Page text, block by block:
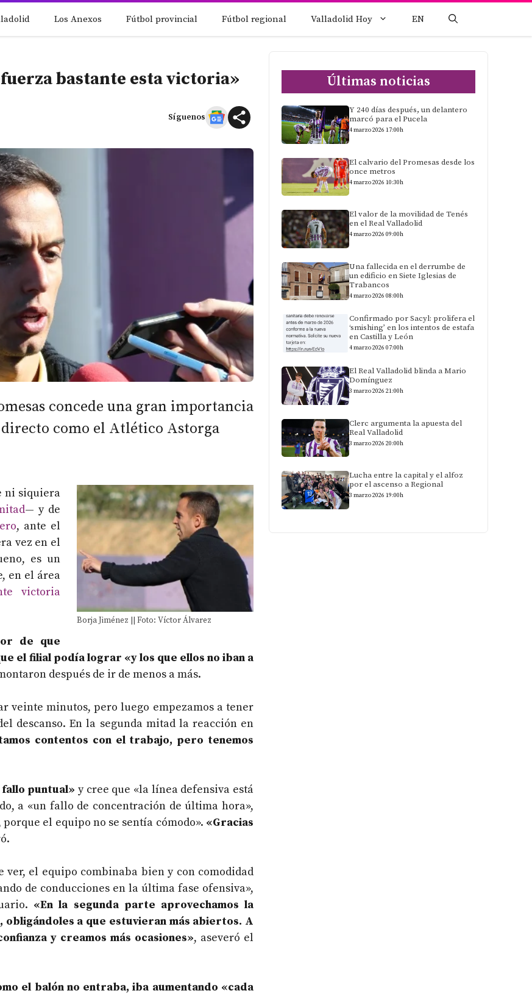
Los Anexos Fútbol provincial Fútbol regional Valladolid Hoy EN
bastante esta victoria»
Síguenos
concede una gran importancia
como el Atlético Astorga
Borja Jiménez || Foto: Víctor Álvarez
ni siquiera
— y de
, ante el
vez en el
es un
en el área
victoria
de que
el filial podía lograr «y los que ellos no iban a
después de ir de menos a más.
veinte minutos, pero luego empezamos a tener
descanso. En la segunda mitad la reacción en
contentos con el trabajo, pero tenemos
puntual» y cree que «la línea defensiva está
a «un fallo de concentración de última hora»,
el equipo no se sentía cómodo». «Gracias
ver, el equipo combinaba bien y con comodidad
de conducciones en la última fase ofensiva»,
«En la segunda parte aprovechamos la
a que estuvieran más abiertos. A
y creamos más ocasiones», aseveró el
el balón no entraba, iba aumentando «cada
Últimas noticias
Y 240 días después, un delantero
marcó para el Pucela
4 marzo 2026 17:00h
El calvario del Promesas desde los
once metros
4 marzo 2026 10:30h
El valor de la movilidad de Tenés
en el Real Valladolid
4 marzo 2026 09:00h
Una fallecida en el derrumbe de
un edificio en Siete Iglesias de
Trabancos
4 marzo 2026 08:00h
Confirmado por Sacyl: prolifera el
‘smishing’ en los intentos de estafa
en Castilla y León
4 marzo 2026 07:00h
El Real Valladolid blinda a Mario
Domínguez
3 marzo 2026 21:00h
Clerc argumenta la apuesta del
Real Valladolid
3 marzo 2026 20:00h
Lucha entre la capital y el alfoz
por el ascenso a Regional
3 marzo 2026 19:00h